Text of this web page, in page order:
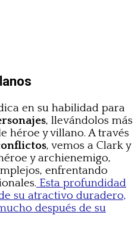
en su habilidad para
, llevándolos más
héroe y villano. A través
, vemos a Clark y
y archienemigo,
enfrentando
Esta profundidad
su atractivo duradero,
después de su